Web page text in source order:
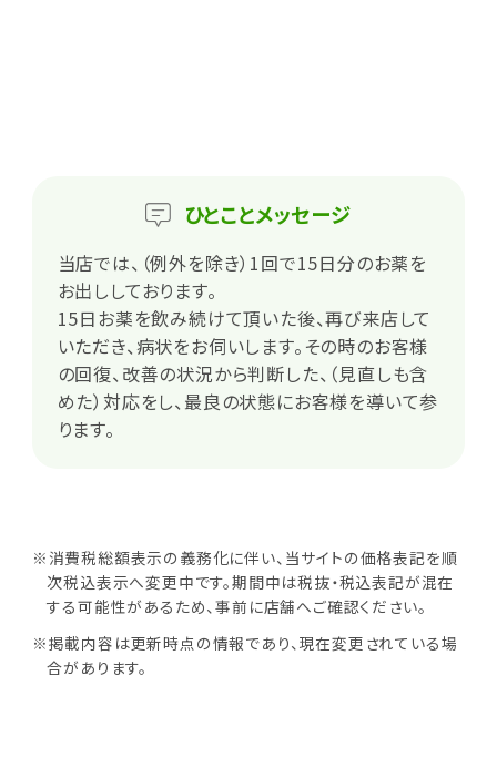
ひとことメッセージ
当店では、（例外を除き）1回で15日分のお薬を
お出ししております。
15日お薬を飲み続けて頂いた後、再び来店して
いただき、病状をお伺いします。その時のお客様
の回復、改善の状況から判断した、（見直しも含
めた）対応をし、最良の状態にお客様を導いて参
ります。
※消費税総額表示の義務化に伴い、当サイトの価格表記を順
次税込表示へ変更中です。期間中は税抜・税込表記が混在
する可能性があるため、事前に店舗へご確認ください。
※掲載内容は更新時点の情報であり、現在変更されている場
合があります。